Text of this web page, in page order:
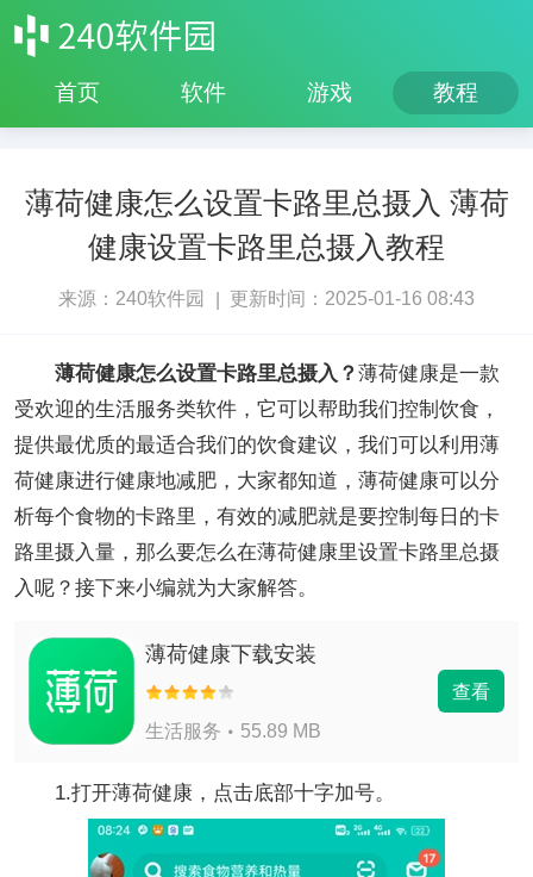
首页 软件 游戏 教程
薄荷健康怎么设置卡路里总摄入 薄荷
健康设置卡路里总摄入教程
来源：240软件园 更新时间：2025-01-16 08:43
薄荷健康怎么设置卡路里总摄入？ 薄荷健康是一款
受欢迎的生活服务类软件，它可以帮助我们控制饮食，
提供最优质的最适合我们的饮食建议，我们可以利用薄
荷健康进行健康地减肥，大家都知道，薄荷健康可以分
析每个食物的卡路里，有效的减肥就是要控制每日的卡
路里摄入量，那么要怎么在薄荷健康里设置卡路里总摄
入呢？接下来小编就为大家解答。
薄荷健康下载安装
生活服务 55.89 MB
查看
1.打开薄荷健康，点击底部十字加号。